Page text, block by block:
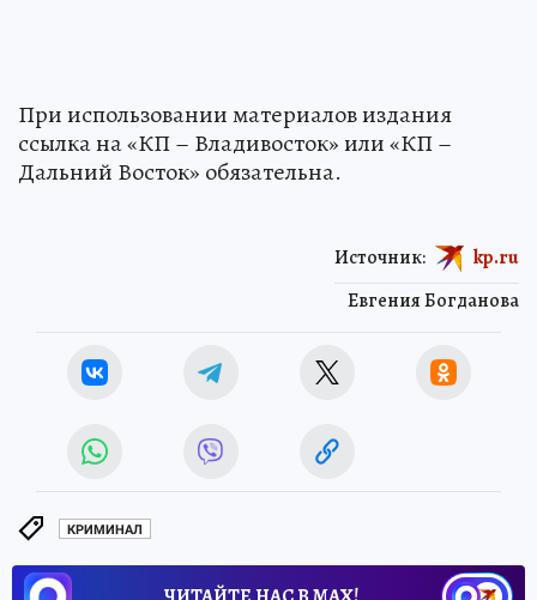
При использовании материалов издания
ссылка на «КП – Владивосток» или «КП –
Дальний Восток» обязательна.
Евгения Богданова
Источник: kp.ru
КРИМИНАЛ